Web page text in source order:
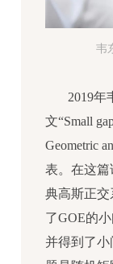
韦
2019年
文“Small
Geometric
表。在这
典高斯正交
了GOE的
并得到了